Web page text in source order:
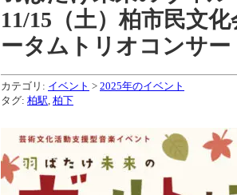
11/15（土）柏市民文
ータムトリオコンサー
カテゴリ: イベント > 2025年のイベント
タグ: 柏駅 柏下